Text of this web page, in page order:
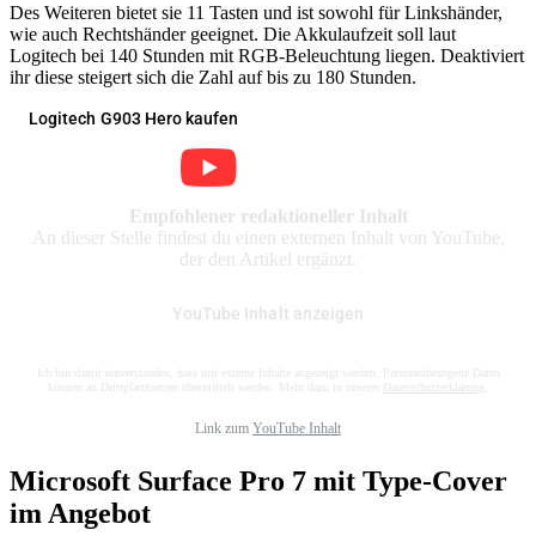
Des Weiteren bietet sie 11 Tasten und ist sowohl für Linkshänder,
wie auch Rechtshänder geeignet. Die Akkulaufzeit soll laut
Logitech bei 140 Stunden mit RGB-Beleuchtung liegen. Deaktiviert
ihr diese steigert sich die Zahl auf bis zu 180 Stunden.
Logitech G903 Hero kaufen
Empfohlener redaktioneller Inhalt
An dieser Stelle findest du einen externen Inhalt von YouTube,
der den Artikel ergänzt.
YouTube Inhalt anzeigen
Ich bin damit einverstanden, dass mir externe Inhalte angezeigt werden. Personenbezogene Daten
können an Drittplattformen übermittelt werden. Mehr dazu in unserer Datenschutzerklärung
Link zum YouTube Inhalt
Microsoft Surface Pro 7 mit Type-Cover
im Angebot